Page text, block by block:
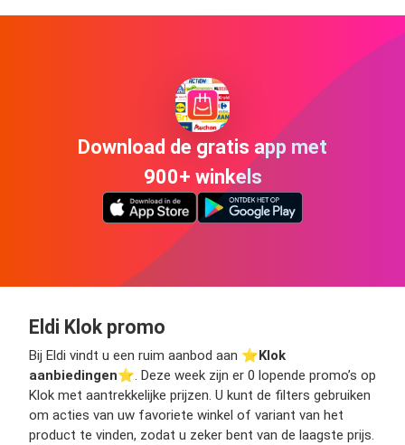
Download de gratis app met
900+ winkels
Eldi Klok promo
Bij Eldi vindt u een ruim aanbod aan ⭐️Klok
aanbiedingen⭐️. Deze week zijn er 0 lopende promo’s op
Klok met aantrekkelijke prijzen. U kunt de filters gebruiken
om acties van uw favoriete winkel of variant van het
product te vinden, zodat u zeker bent van de laagste prijs.